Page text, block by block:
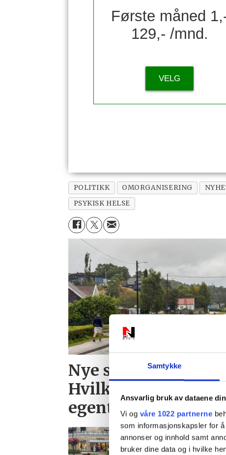
Samtykke
Ansvarlig bruk av dataene
Vi og våre 1022 partnerne
som informasjonskapsler for
annonser og innhold samt
bruker dine data og i hvilke
Første måned
129,- /mnd.
VELG
POLITIKK OMORGANISERING
PSYKISK HELSE
Nye skilt skaper
Hvilken fartsgrense
egentlig?